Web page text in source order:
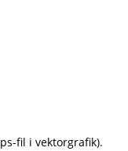
fil i vektorgrafik).